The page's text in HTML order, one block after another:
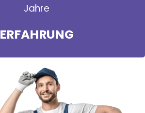
Jahre
ERFAHRUNG